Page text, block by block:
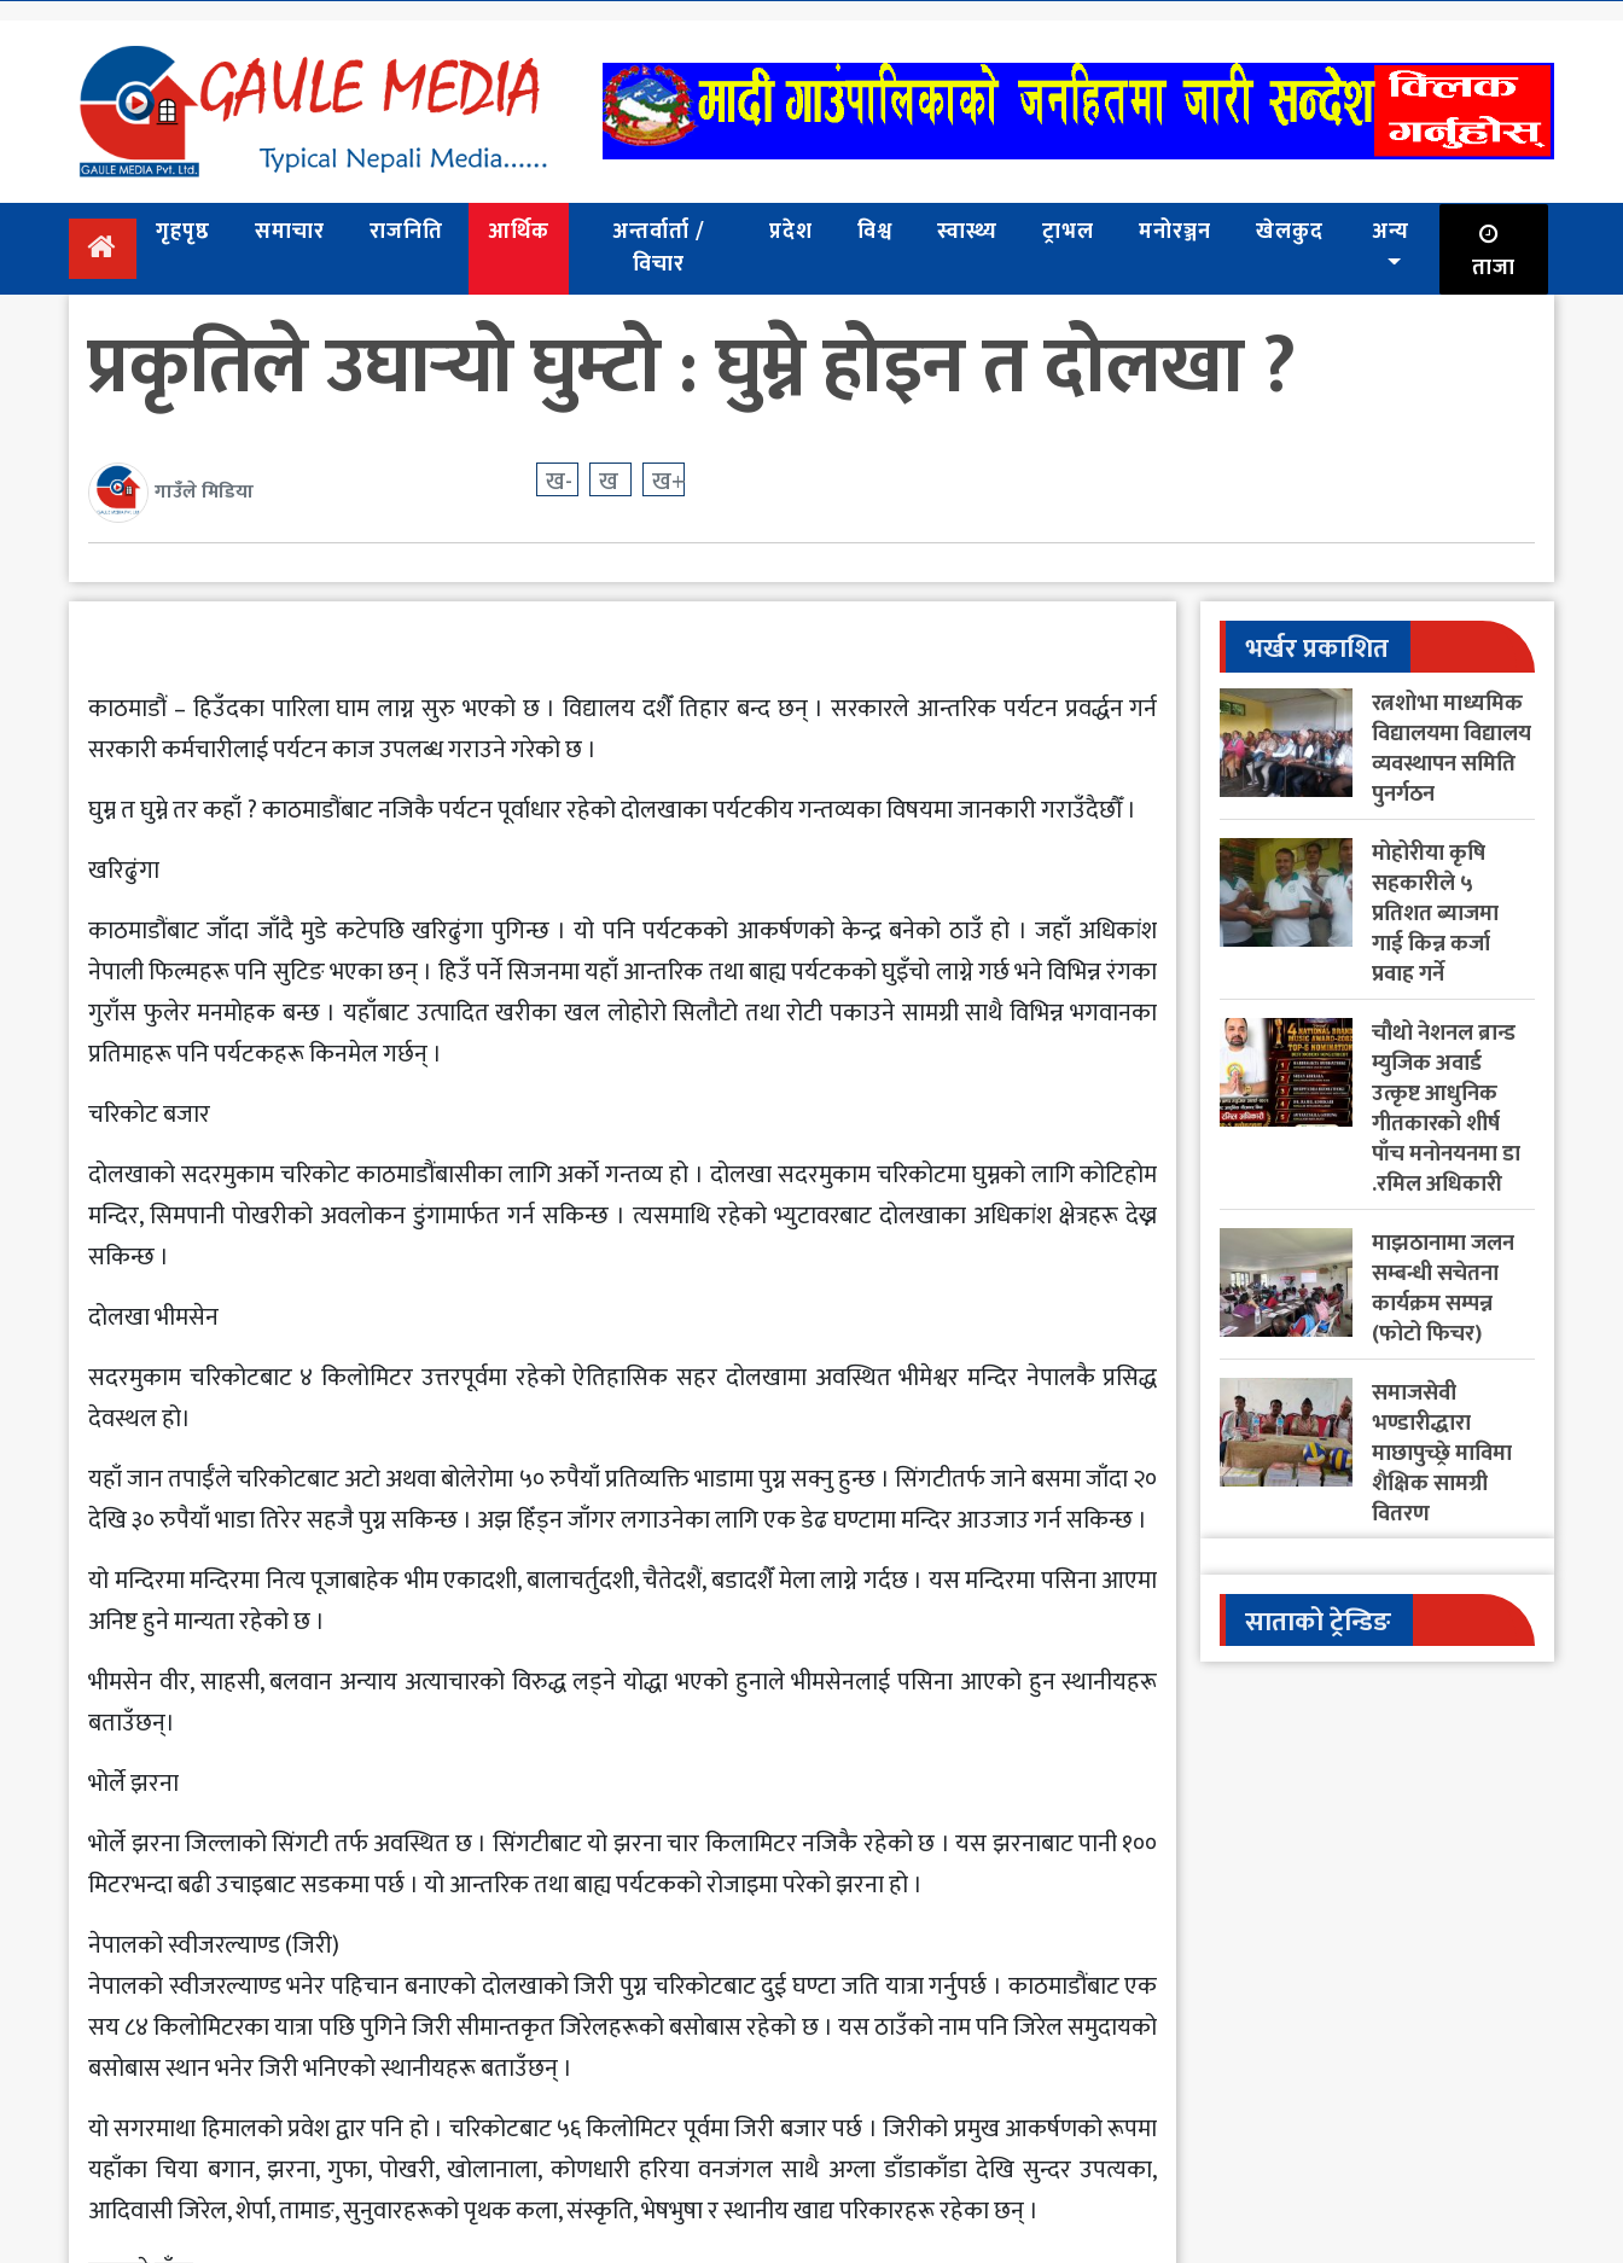
राजनिति
अन्तर्वार्ता
मनोरञ्जन
गृहपृष्ठ समाचार राजनिति आर्थिक
अन्तर्वार्ता /
विचार
प्रदेश विश्व स्वास्थ्य ट्राभल मनोरञ्जन खेलकुद
अन्य
ताजा
प्रकृतिले उघार्‍यो घुम्टो : घुम्ने होइन त दोलखा ?
गाउँले मिडिया ख- ख ख+
काठमाडौं – हिउँदका पारिला घाम लाग्न सुरु भएको छ । विद्यालय दशैँ तिहार बन्द छन् । सरकारले आन्तरिक पर्यटन प्रवर्द्धन गर्न
सरकारी कर्मचारीलाई पर्यटन काज उपलब्ध गराउने गरेको छ ।
घुम्न त घुम्ने तर कहाँ ? काठमाडौंबाट नजिकै पर्यटन पूर्वाधार रहेको दोलखाका पर्यटकीय गन्तव्यका विषयमा जानकारी गराउँदैछौँ ।
खरिढुंगा
काठमाडौंबाट जाँदा जाँदै मुडे कटेपछि खरिढुंगा पुगिन्छ । यो पनि पर्यटकको आकर्षणको केन्द्र बनेको ठाउँ हो । जहाँ अधिकांश
नेपाली फिल्महरू पनि सुटिङ भएका छन् । हिउँ पर्ने सिजनमा यहाँ आन्तरिक तथा बाह्य पर्यटकको घुइँचो लाग्ने गर्छ भने विभिन्न रंगका
गुराँस फुलेर मनमोहक बन्छ । यहाँबाट उत्पादित खरीका खल लोहोरो सिलौटो तथा रोटी पकाउने सामग्री साथै विभिन्न भगवानका
प्रतिमाहरू पनि पर्यटकहरू किनमेल गर्छन् ।
चरिकोट बजार
दोलखाको सदरमुकाम चरिकोट काठमाडौंबासीका लागि अर्को गन्तव्य हो । दोलखा सदरमुकाम चरिकोटमा घुम्नको लागि कोटिहोम
मन्दिर, सिमपानी पोखरीको अवलोकन डुंगामार्फत गर्न सकिन्छ । त्यसमाथि रहेको भ्युटावरबाट दोलखाका अधिकांश क्षेत्रहरू देख्न
सकिन्छ ।
दोलखा भीमसेन
सदरमुकाम चरिकोटबाट ४ किलोमिटर उत्तरपूर्वमा रहेको ऐतिहासिक सहर दोलखामा अवस्थित भीमेश्वर मन्दिर नेपालकै प्रसिद्ध
देवस्थल हो।
यहाँ जान तपाईँले चरिकोटबाट अटो अथवा बोलेरोमा ५० रुपैयाँ प्रतिव्यक्ति भाडामा पुग्न सक्नु हुन्छ । सिंगटीतर्फ जाने बसमा जाँदा २०
देखि ३० रुपैयाँ भाडा तिरेर सहजै पुग्न सकिन्छ । अझ हिँड्न जाँगर लगाउनेका लागि एक डेढ घण्टामा मन्दिर आउजाउ गर्न सकिन्छ ।
यो मन्दिरमा मन्दिरमा नित्य पूजाबाहेक भीम एकादशी, बालाचर्तुदशी, चैतेदशैं, बडादशैँ मेला लाग्ने गर्दछ । यस मन्दिरमा पसिना आएमा
अनिष्ट हुने मान्यता रहेको छ ।
भीमसेन वीर, साहसी, बलवान अन्याय अत्याचारको विरुद्ध लड्ने योद्धा भएको हुनाले भीमसेनलाई पसिना आएको हुन स्थानीयहरू
बताउँछन्।
भोर्ले झरना
भोर्ले झरना जिल्लाको सिंगटी तर्फ अवस्थित छ । सिंगटीबाट यो झरना चार किलामिटर नजिकै रहेको छ । यस झरनाबाट पानी १००
मिटरभन्दा बढी उचाइबाट सडकमा पर्छ । यो आन्तरिक तथा बाह्य पर्यटकको रोजाइमा परेको झरना हो ।
नेपालको स्वीजरल्याण्ड (जिरी)
नेपालको स्वीजरल्याण्ड भनेर पहिचान बनाएको दोलखाको जिरी पुग्न चरिकोटबाट दुई घण्टा जति यात्रा गर्नुपर्छ । काठमाडौंबाट एक
सय ८४ किलोमिटरका यात्रा पछि पुगिने जिरी सीमान्तकृत जिरेलहरूको बसोबास रहेको छ । यस ठाउँको नाम पनि जिरेल समुदायको
बसोबास स्थान भनेर जिरी भनिएको स्थानीयहरू बताउँछन् ।
यो सगरमाथा हिमालको प्रवेश द्वार पनि हो । चरिकोटबाट ५६ किलोमिटर पूर्वमा जिरी बजार पर्छ । जिरीको प्रमुख आकर्षणको रूपमा
यहाँका चिया बगान, झरना, गुफा, पोखरी, खोलानाला, कोणधारी हरिया वनजंगल साथै अग्ला डाँडाकाँडा देखि सुन्दर उपत्यका,
आदिवासी जिरेल, शेर्पा, तामाङ, सुनुवारहरूको पृथक कला, संस्कृति, भेषभुषा र स्थानीय खाद्य परिकारहरू रहेका छन् ।
भर्खर प्रकाशित
रत्नशोभा माध्यमिक
विद्यालयमा विद्यालय
व्यवस्थापन समिति
पुनर्गठन
मोहोरीया कृषि
सहकारीले ५
प्रतिशत ब्याजमा
गाई किन्न कर्जा
प्रवाह गर्ने
चौथो नेशनल ब्रान्ड
म्युजिक अवार्ड
उत्कृष्ट आधुनिक
गीतकारको शीर्ष
पाँच मनोनयनमा डा
.रमिल अधिकारी
माझठानामा जलन
सम्बन्धी सचेतना
कार्यक्रम सम्पन्न
(फोटो फिचर)
समाजसेवी
भण्डारीद्धारा
माछापुच्छ्रे माविमा
शैक्षिक सामग्री
वितरण
साताको ट्रेन्डिङ